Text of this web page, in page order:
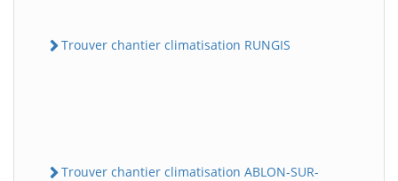
Trouver chantier climatisation RUNGIS
Trouver chantier climatisation ABLON-SUR-